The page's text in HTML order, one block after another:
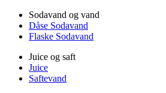
Sodavand og vand
Dåse Sodavand
Flaske Sodavand
Juice og saft
Juice
Saftevand